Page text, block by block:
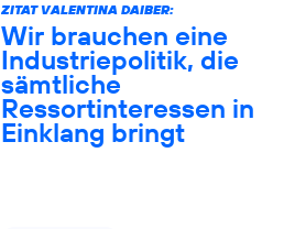
ZITAT VALENTINA DAIBER:
Wir brauchen eine
Industriepolitik, die
sämtliche
Ressortinteressen in
Einklang bringt